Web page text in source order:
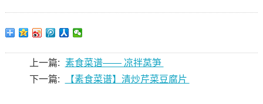
上一篇: 素食菜谱—— 凉拌莴笋
下一篇:
【素食菜谱】清炒芹菜豆腐片